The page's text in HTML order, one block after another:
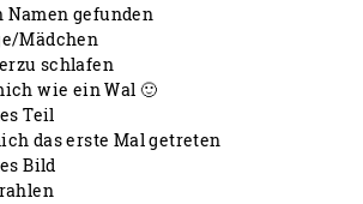
Namen gefunden
Mädchen
schlafen
wie ein Wal 🙂
Teil
das erste Mal getreten
Bild